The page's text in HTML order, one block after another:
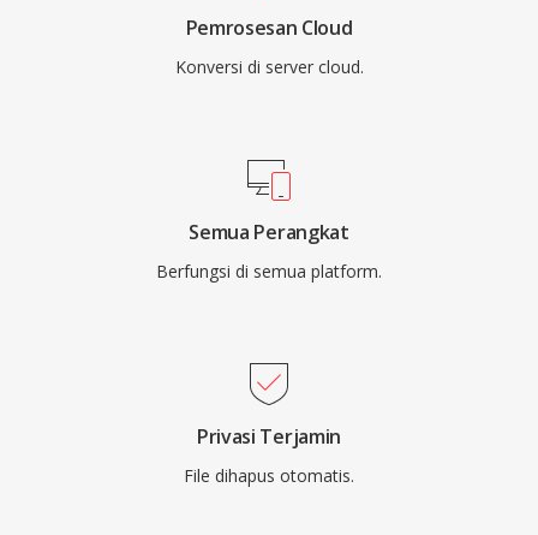
Pemrosesan Cloud
Konversi di server cloud.
Semua Perangkat
Berfungsi di semua platform.
Privasi Terjamin
File dihapus otomatis.